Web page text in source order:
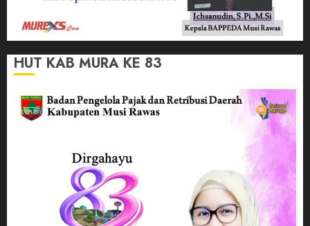
HUT KAB MURA KE 83